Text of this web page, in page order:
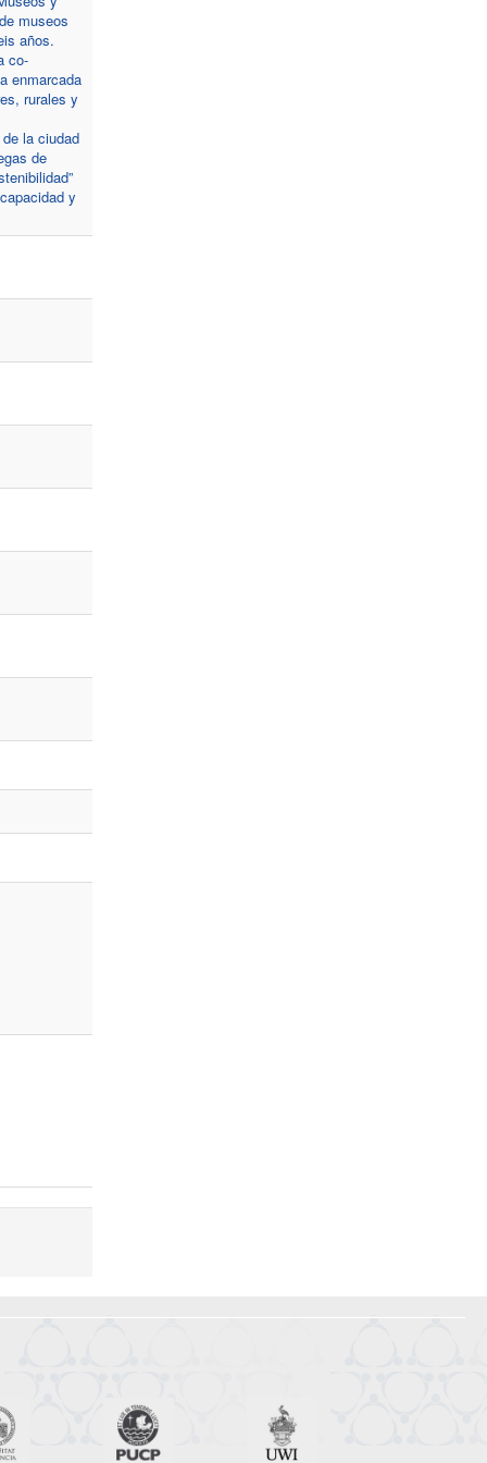
museos
años.
co-
enmarcada
rurales y
la ciudad
de
y